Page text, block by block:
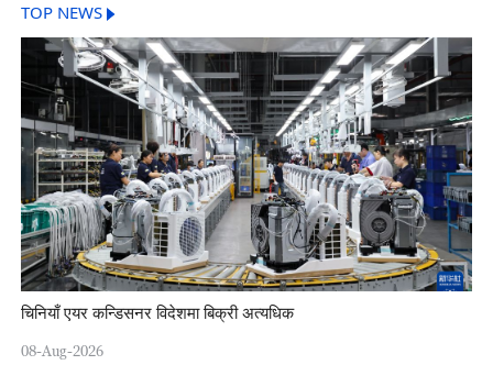
TOP NEWS
चिनियाँ एयर कन्डिसनर विदेशमा बिक्री अत्यधिक
08-Aug-2026